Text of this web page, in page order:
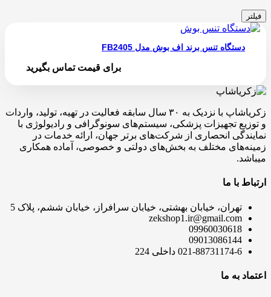
فیلتر
دستگاه تنس برند اف بوش مدل FB2405
برای قیمت تماس بگیرید
زکریاشاپ با نزدیک به ۳۰ سال سابقه فعالیت در تهیه، تولید، واردات
و توزیع تجهیزات پزشکی، سیستم‌های سونوگرافی و رادیولوژی با
نمایندگی انحصاری از شرکت‌های برتر جهان، ارائه خدمات در
زمینه‌های مختلف به بخش‌های دولتی و خصوصی، آماده همکاری
میباشد.
ارتباط با ما
تهران، خیابان بهشتی، خیابان سرافراز، خیابان ششم، پلاک 5
zekshop1.ir@gmail.com
09960030618
09013086144
021-88731174-6 داخلی 224
اعتماد به ما